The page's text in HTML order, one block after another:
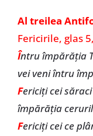
Al treilea
Fericirile, glas
Întru împărăţia
vei veni întru
Fericiţi cei
împărăţia
Fericiţi cei ce